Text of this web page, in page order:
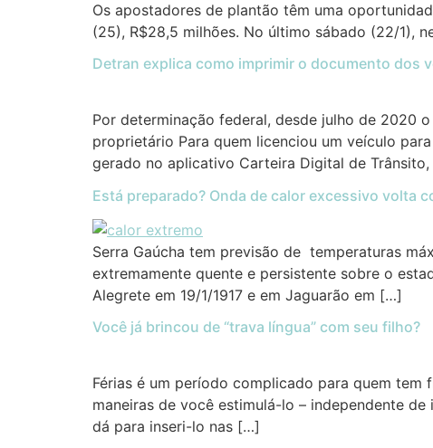
Os apostadores de plantão têm uma
(25), R$28,5 milhões. No último sábado (22/1),
Detran explica como imprimir o documento dos
Por determinação federal, desde julho de 2020
proprietário Para quem licenciou um veículo
gerado no aplicativo Carteira Digital de
Está preparado? Onda de calor excessivo volta
Serra Gaúcha tem previsão de temperaturas
extremamente quente e persistente sobre o
Alegrete em 19/1/1917 e em Jaguarão em […]
Você já brincou de “trava língua” com seu filho?
Férias é um período complicado para quem tem
maneiras de você estimulá-lo – independente
dá para inseri-lo nas […]